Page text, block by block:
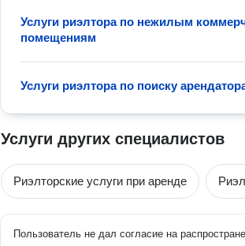
Услуги риэлтора по нежилым
помещениям
Услуги риэлтора по поиску
Услуги других специалистов
Риэлторские услуги при аренде
Пользователь не дал согласие на